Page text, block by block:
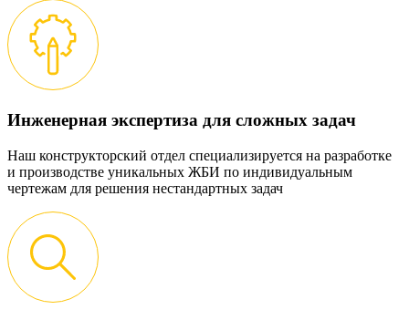
Инженерная экспертиза для сложных задач
Наш конструкторский отдел специализируется на разработке
и производстве уникальных ЖБИ по индивидуальным
чертежам для решения нестандартных задач